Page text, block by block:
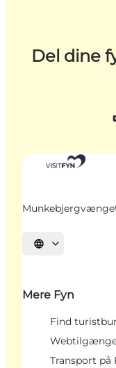
Del dine
Munkebjergvænget
Vælg sprog
Mere Fyn
Find
Transport på